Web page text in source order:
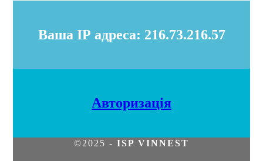
Ваша ІР адреса: 216.73.216.57
Авторизація
©2025 - ISP VINNEST